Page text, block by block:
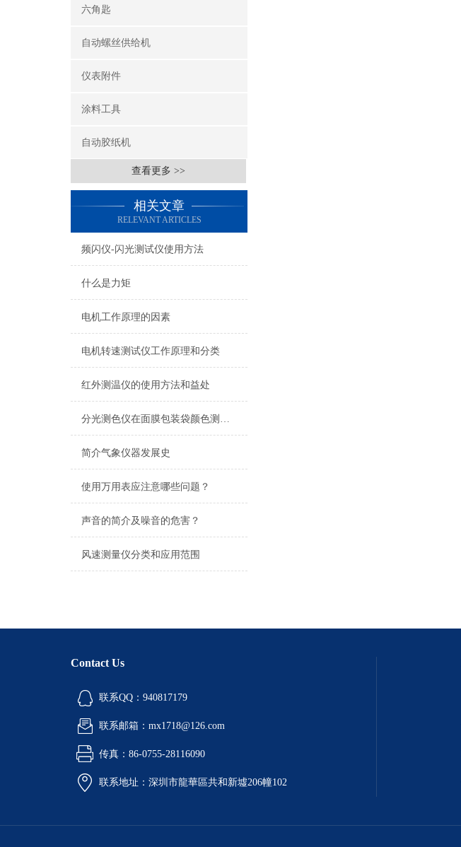
六角匙
自动螺丝供给机
仪表附件
涂料工具
自动胶纸机
查看更多 >>
相关文章
RELEVANT ARTICLES
频闪仪-闪光测试仪使用方法
什么是力矩
电机工作原理的因素
电机转速测试仪工作原理和分类
红外测温仪的使用方法和益处
分光测色仪在面膜包装袋颜色测量上的应用
简介气象仪器发展史
使用万用表应注意哪些问题？
声音的简介及噪音的危害？
风速测量仪分类和应用范围
Contact Us
联系QQ：940817179
联系邮箱：mx1718@126.com
传真：86-0755-28116090
联系地址：深圳市龍華區共和新墟206幢102